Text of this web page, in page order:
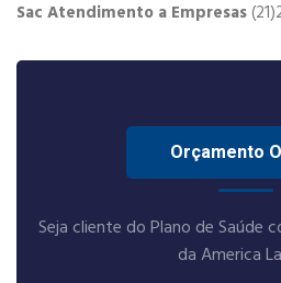
Sac Atendimento a Empresas
Orçamento
Seja cliente do Plano de Saúde
da America